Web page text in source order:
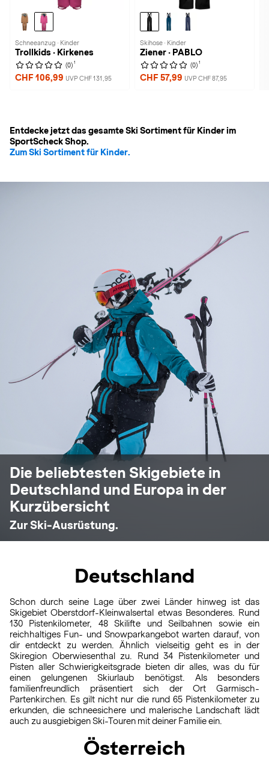
Schneeanzug · Kinder
Trollkids · Kirkenes
(0) 1
CHF 106,99 UVP CHF 131,95
Skihose · Kinder
Ziener · PABLO
(0) 1
CHF 57,99 UVP CHF 87,95
Entdecke jetzt das gesamte Ski Sortiment für Kinder im
SportScheck Shop.
Zum Ski Sortiment für Kinder.
Die beliebtesten Skigebiete in
Deutschland und Europa in der
Kurzübersicht
Zur Ski-Ausrüstung.
Deutschland
Schon durch seine Lage über zwei Länder hinweg ist das
Skigebiet Oberstdorf-Kleinwalsertal etwas Besonderes. Rund
130 Pistenkilometer, 48 Skilifte und Seilbahnen sowie ein
reichhaltiges Fun- und Snowparkangebot warten darauf, von
dir entdeckt zu werden. Ähnlich vielseitig geht es in der
Skiregion Oberwiesenthal zu. Rund 34 Pistenkilometer und
Pisten aller Schwierigkeitsgrade bieten dir alles, was du für
einen gelungenen Skiurlaub benötigst. Als besonders
familienfreundlich präsentiert sich der Ort Garmisch-
Partenkirchen. Es gilt nicht nur die rund 65 Pistenkilometer zu
erkunden, die schneesichere und malerische Landschaft lädt
auch zu ausgiebigen Ski-Touren mit deiner Familie ein.
Österreich